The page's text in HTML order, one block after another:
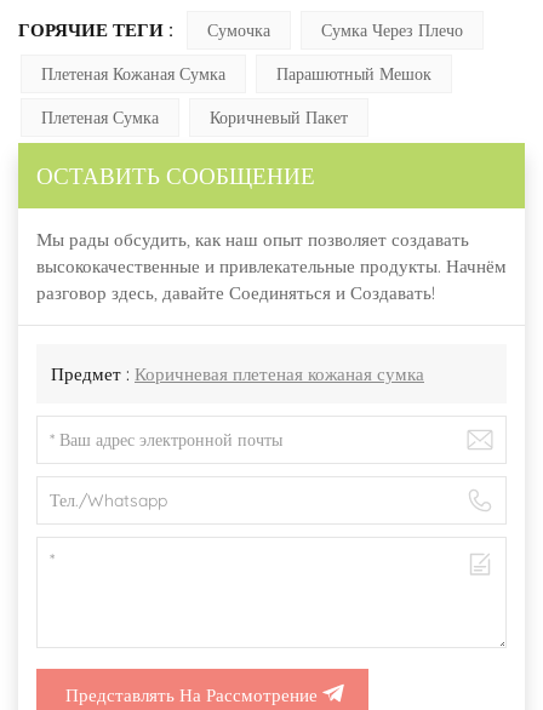
ГОРЯЧИЕ ТЕГИ : Сумочка
Сумка Через Плечо
Плетеная Кожаная Сумка
Парашютный Мешок
Плетеная Сумка
Коричневый Пакет
ОСТАВИТЬ СООБЩЕНИЕ
Мы рады обсудить, как наш опыт позволяет создавать
высококачественные и привлекательные продукты. Начнём
разговор здесь, давайте Соединяться и Создавать!
Предмет : Коричневая плетеная кожаная сумка
Представлять На Рассмотрение